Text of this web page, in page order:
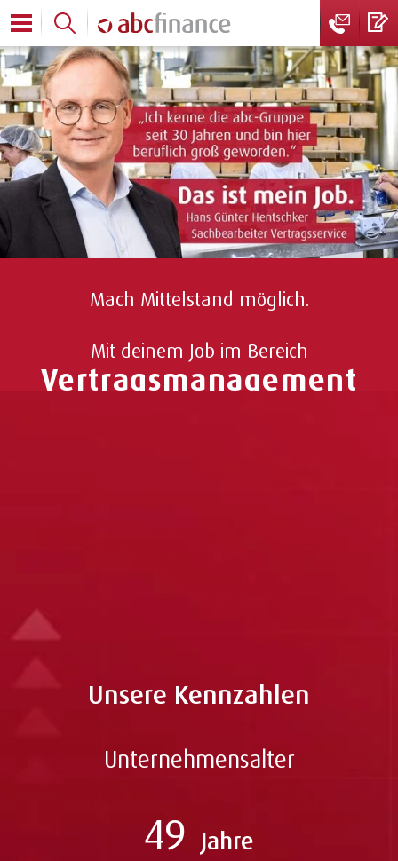
Mach Mittelstand möglich.
Mit deinem Job im Bereich
Vertragsmanagement
Unsere Kennzahlen
Unternehmensalter
49 Jahre